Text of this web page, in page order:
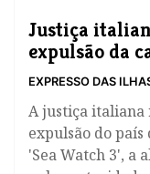
Justiça
expulsão da
EXPRESSO DAS
A justiça italiana
expulsão do
'Sea Watch 3', a